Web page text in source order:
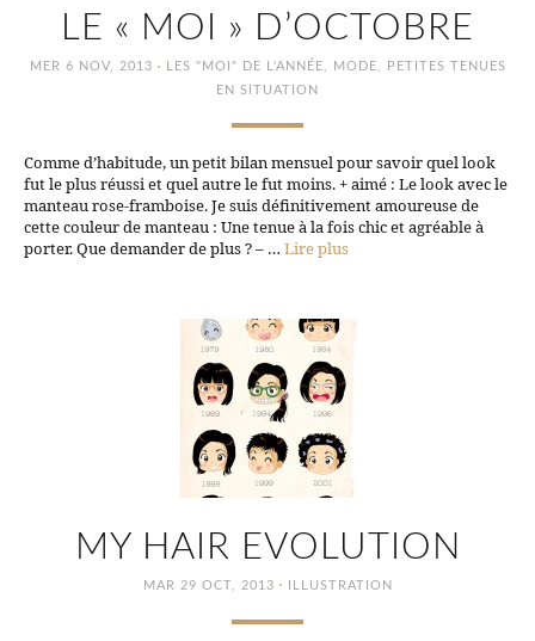
LE « MOI » D’OCTOBRE
MER 6 NOV, 2013 · LES "MOI" DE L'ANNÉE MODE
PETITES TENUES
EN SITUATION
Comme d’habitude, un petit bilan mensuel pour savoir quel look
fut le plus réussi et quel autre le fut moins. + aimé : Le look avec le
manteau rose-framboise. Je suis définitivement amoureuse de
cette couleur de manteau : Une tenue à la fois chic et agréable à
porter. Que demander de plus ? – … Lire plus
MY HAIR EVOLUTION
MAR 29 OCT, 2013 · ILLUSTRATION